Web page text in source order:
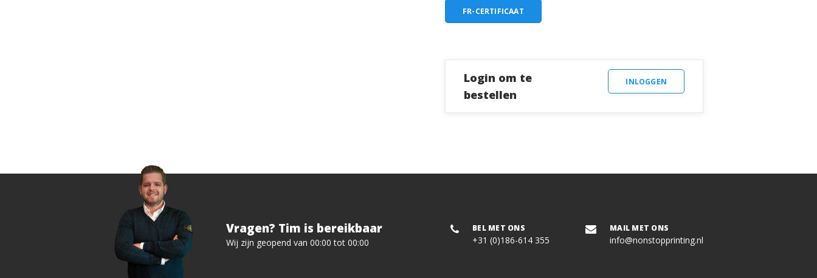
FR-CERTIFICAAT
Login om te
bestellen
INLOGGEN
Vragen? Tim is bereikbaar
Wij zijn geopend van 00:00 tot 00:00
BEL MET ONS
+31 (0)186-614 355
MAIL MET ONS
info@nonstopprinting.nl